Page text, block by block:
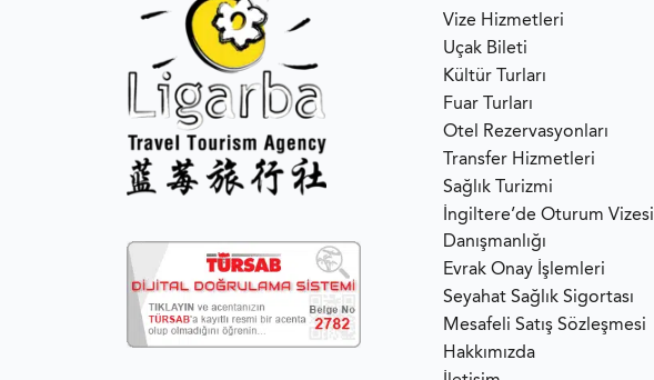
Vize Hizmetleri
Uçak Bileti
Kültür Turları
Fuar Turları
Otel Rezervasyonları
Transfer Hizmetleri
Sağlık Turizmi
İngiltere’de Oturum Vizesi
Danışmanlığı
Evrak Onay İşlemleri
Seyahat Sağlık Sigortası
Mesafeli Satış Sözleşmesi
Hakkımızda